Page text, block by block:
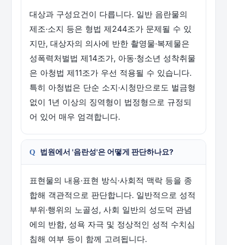
대상과 구성요건이 다릅니다. 일반 음란물의
제조·소지 등은 형법 제244조가 문제될 수 있
지만, 대상자의 의사에 반한 촬영물·복제물은
성폭력처벌법 제14조가, 아동·청소년 성착취물
은 아청법 제11조가 우선 적용될 수 있습니다.
특히 아청법은 단순 소지·시청만으로도 벌금형
없이 1년 이상의 징역형이 법정형으로 규정되
어 있어 매우 엄격합니다.
법원에서 '음란성'은 어떻게 판단하나요?
표현물의 내용·표현 방식·사회적 맥락 등을 종
합해 객관적으로 판단합니다. 일반적으로 성적
부위·행위의 노골성, 사회 일반의 성도덕 관념
에의 반함, 성욕 자극 및 정상적인 성적 수치심
침해 여부 등이 함께 고려됩니다.